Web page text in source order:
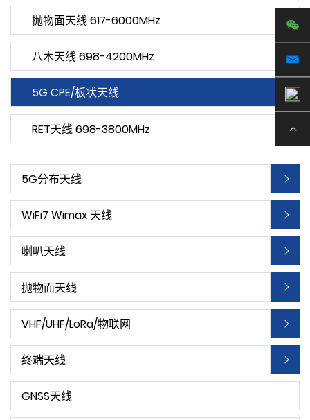
抛物面天线 617-6000MHz
八木天线 698-4200MHz
5G CPE/板状天线
RET天线 698-3800MHz
5G分布天线
WiFi7 Wimax 天线
喇叭天线
抛物面天线
VHF/UHF/LoRa/物联网
终端天线
GNSS天线